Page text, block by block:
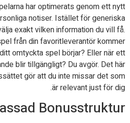
har optimerats genom ett nytt
notiser. Istället för generiska
exakt vilken information du vill få.
från din favoritleverantör kommer
omtyckta spel börjar? Eller när ett
blir tillgängligt? Du avgör. Det här
gör att du inte missar det som
är relevant just för dig.
Bonusstruktur